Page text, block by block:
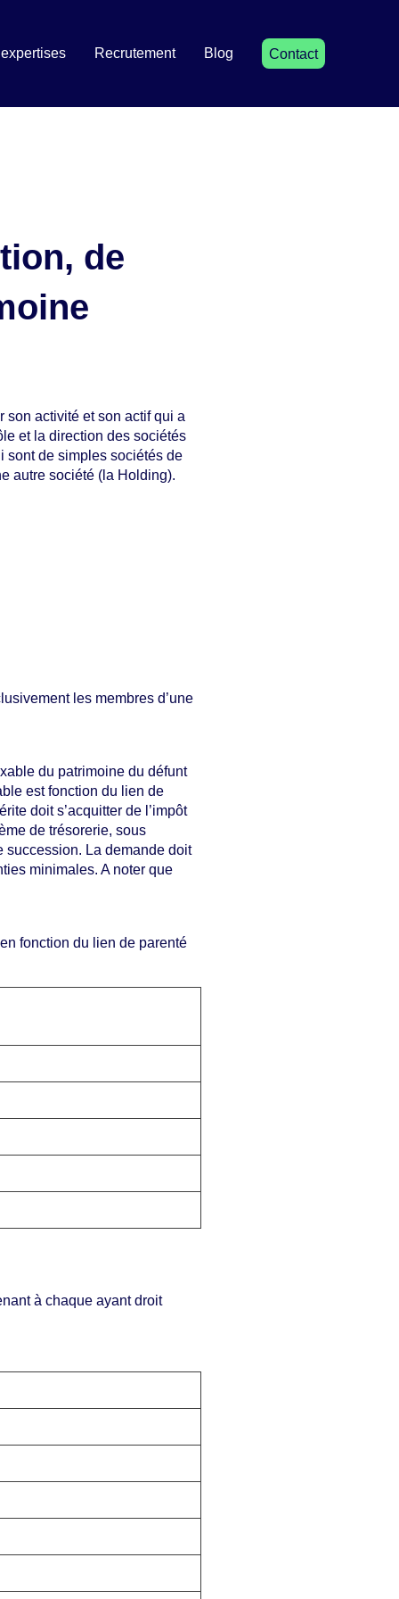
Recrutement Blog Contact
de
son activité et son actif qui a
et la direction des sociétés
sont de simples sociétés de
autre société (la Holding).
les membres d’une
du patrimoine du défunt
est fonction du lien de
doit s’acquitter de l’impôt
de trésorerie, sous
succession. La demande doit
minimales. A noter que
fonction du lien de parenté
à chaque ayant droit